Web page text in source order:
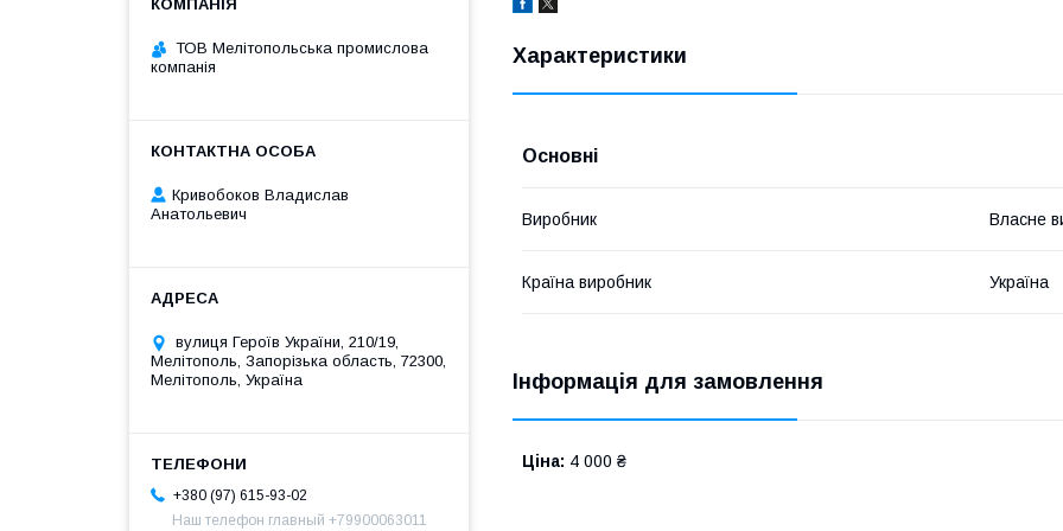
Характеристики
Основні
Виробник Власне
Країна виробник Україна
Інформація для замовлення
Ціна: 4 000 ₴
ТОВ Мелітопольська промислова
компанія
Кривобоков Владислав
Анатольевич
вулиця Героїв України, 210/19,
Мелітополь, Запорізька область, 72300,
Мелітополь, Україна
+380 (97) 615-93-02
Наш телефон главный +79900063011